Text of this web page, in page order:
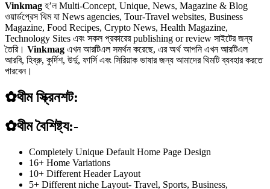
Vinkmag হ’ল Multi-Concept, Unique, News, Magazine & Blog
ওয়ার্ডপ্রেস থিম যা News agencies, Tour-Travel websites, Business
Magazine, Food Recipes, Crypto News, Health Magazine,
Technology Sites এবং সকল প্রকারের publishing or review সাইটের জন্য
তৈরি। Vinkmag এখন আরটিএল সমর্থন করেছে, এর অর্থ আপনি এখন আরটিএল
আরবি, হিব্রু, কুর্দিশ, উর্দু, ফার্সি এবং সিরিয়াক ভাষার জন্য আমাদের থিমটি ব্যবহার করতে
পারবেন।
✿থীম স্ক্রিনশট:
✿থীম বৈশিষ্ট্য:-
Completely Unique Default Home Page Design
16+ Home Variations
10+ Different Header Layout
5+ Different niche Layout- Travel, Sports, Business,